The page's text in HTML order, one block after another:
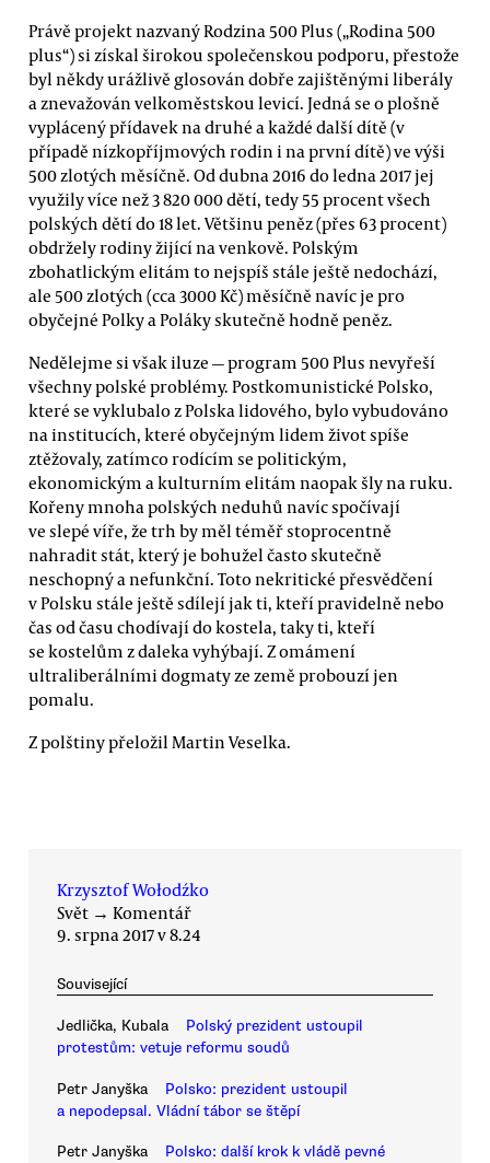
Právě projekt nazvaný Rodzina 500 Plus („Rodina 500
plus“) si získal širokou společenskou podporu, přestože
byl někdy urážlivě glosován dobře zajištěnými liberály
a znevažován velkoměstskou levicí. Jedná se o plošně
vyplácený přídavek na druhé a každé další dítě (v
případě nízkopříjmových rodin i na první dítě) ve výši
500 zlotých měsíčně. Od dubna 2016 do ledna 2017 jej
využily více než 3 820 000 dětí, tedy 55 procent všech
polských dětí do 18 let. Většinu peněz (přes 63 procent)
obdržely rodiny žijící na venkově. Polským
zbohatlickým elitám to nejspíš stále ještě nedochází,
ale 500 zlotých (cca 3000 Kč) měsíčně navíc je pro
obyčejné Polky a Poláky skutečně hodně peněz.
Nedělejme si však iluze — program 500 Plus nevyřeší
všechny polské problémy. Postkomunistické Polsko,
které se vyklubalo z Polska lidového, bylo vybudováno
na institucích, které obyčejným lidem život spíše
ztěžovaly, zatímco rodícím se politickým,
ekonomickým a kulturním elitám naopak šly na ruku.
Kořeny mnoha polských neduhů navíc spočívají
ve slepé víře, že trh by měl téměř stoprocentně
nahradit stát, který je bohužel často skutečně
neschopný a nefunkční. Toto nekritické přesvědčení
v Polsku stále ještě sdílejí jak ti, kteří pravidelně nebo
čas od času chodívají do kostela, taky ti, kteří
se kostelům z daleka vyhýbají. Z omámení
ultraliberálními dogmaty ze země probouzí jen
pomalu.
Z polštiny přeložil Martin Veselka.
Krzysztof Wołodźko
Svět → Komentář
9. srpna 2017 v 8.24
Související
Jedlička, Kubala
Polský prezident ustoupil
protestům: vetuje reformu soudů
Petr Janyška
Polsko: prezident ustoupil
a nepodepsal. Vládní tábor se štěpí
Petr Janyška Polsko: další krok k vládě pevné